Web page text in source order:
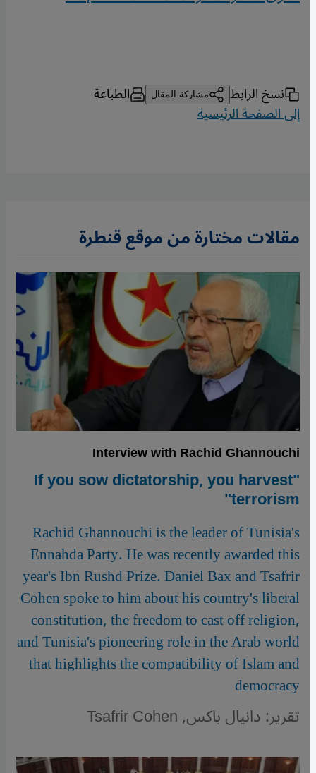
نسخ الرابط مشاركة المقال الطباعة
إلى الصفحة الرئيسية
مقالات مختارة من موقع قنطرة
Interview with Rachid Ghannouchi
"If you sow dictatorship, you harvest
terrorism"
Rachid Ghannouchi is the leader of Tunisia's
Ennahda Party. He was recently awarded this
year's Ibn Rushd Prize. Daniel Bax and Tsafrir
Cohen spoke to him about his country's liberal
constitution, the freedom to cast off religion,
and Tunisia's pioneering role in the Arab world
that highlights the compatibility of Islam and
democracy
تقرير: دانيال باكس, Tsafrir Cohen